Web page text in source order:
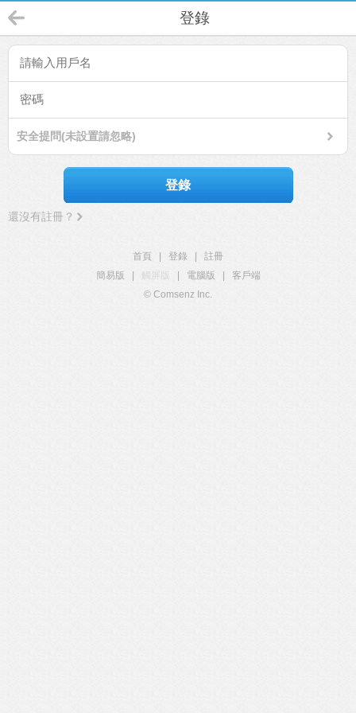
登錄
安全提問(未設置請忽略)
登錄
還沒有註冊？
首頁 登錄
註冊
簡易版
觸屏版 電腦版
客戶端
© Comsenz Inc.